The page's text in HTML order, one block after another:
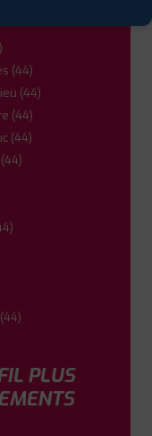
(44)
(44)
(44)
(44)
PLUS